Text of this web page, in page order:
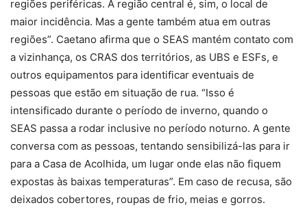
regiões periféricas. A região central é, sim, o local de
maior incidência. Mas a gente também atua em outras
regiões”. Caetano afirma que o SEAS mantém contato com
a vizinhança, os CRAS dos territórios, as UBS e ESFs, e
outros equipamentos para identificar eventuais de
pessoas que estão em situação de rua. “Isso é
intensificado durante o período de inverno, quando o
SEAS passa a rodar inclusive no período noturno. A gente
conversa com as pessoas, tentando sensibilizá-las para ir
para a Casa de Acolhida, um lugar onde elas não fiquem
expostas às baixas temperaturas”. Em caso de recusa, são
deixados cobertores, roupas de frio, meias e gorros.